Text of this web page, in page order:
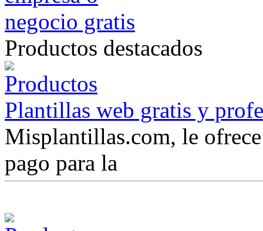
Productos destacados
Plantillas web gratis y
Misplantillas.com, le
pago para la